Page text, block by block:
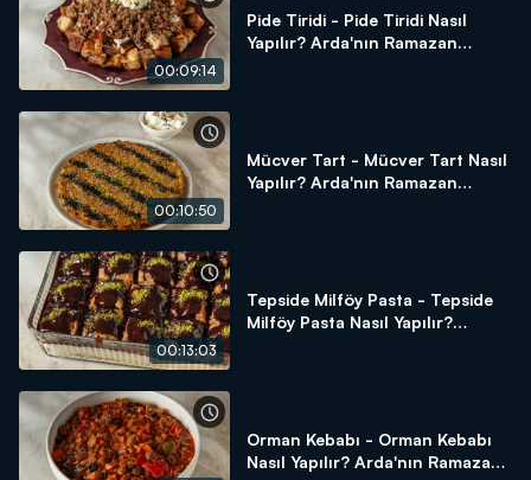
00:09:14
Pide Tiridi - Pide Tiridi Nasıl
Yapılır? Arda'nın Ramazan
00:10:50
Mücver Tart - Mücver Tart Nasıl
Yapılır? Arda'nın Ramazan
00:13:03
Tepside Milföy Pasta - Tepside
Milföy Pasta Nasıl Yapılır?
Orman Kebabı - Orman Kebabı
Nasıl Yapılır? Arda'nın Ramazan